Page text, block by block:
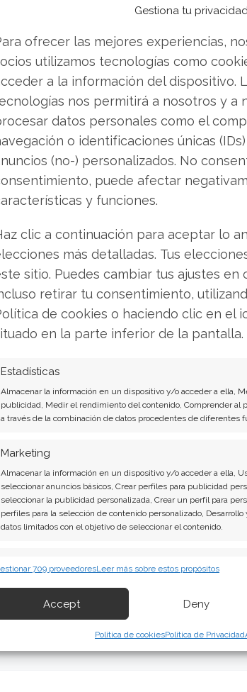
Gestiona tu
ofrecer las mejores experiencias,
utilizamos tecnologías como
a la información del dispositivo.
nos permitirá a nosotros y a
datos personales como el
o identificaciones únicas
(no-) personalizados. No
puede afectar
y funciones.
clic a continuación para aceptar lo
más detalladas. Tus
sitio. Puedes cambiar tus ajustes en
retirar tu consentimiento,
de cookies o haciendo clic en el
en la parte inferior de la pantalla.
Estadísticas
Almacenar la información en un dispositivo y/o acceder a ella,
publicidad, Medir el rendimiento del contenido, Comprender al
a través de la combinación de datos procedentes de diferentes
Marketing
Almacenar la información en un dispositivo y/o acceder a ella,
seleccionar anuncios básicos, Crear perfiles para publicidad
seleccionar la publicidad personalizada, Crear un perfil para
perfiles para la selección de contenido personalizado,
datos limitados con el objetivo de seleccionar el contenido.
información transmitida de forma automática.
Garantizar la seguridad, evitar y detectar fraudes,
fallos, Ofrecer y presentar publicidad y
709 proveedoresLeer más sobre estos propósitos
Accept Deny
Política de cookiesPolítica de Privacidad
período de transición.
en Wall Street
sido de cautela. Firmas como
de precio para la acción, señalando la
en el mercado estadounidense. El
esta desconfianza: el viernes, el
de más del 30% respecto a su
se define como un año de transición.
de crecimiento aplicada en el
doméstico, utilizando tanto el
al posponer la escisión.
nuevo Análisis de Kraft Heinz del 7 de
son contundentes: Acción inmediata
la pena invertir o es momento
agosto descubrirá exactamente qué
Copiar enlace